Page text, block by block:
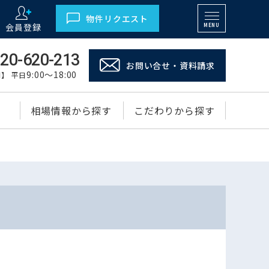
会員登録
物件リクエスト
MENU
620-213
平日9:00～18:00
お問い合せ・資料請求
相場情報から探す こだわりから探す